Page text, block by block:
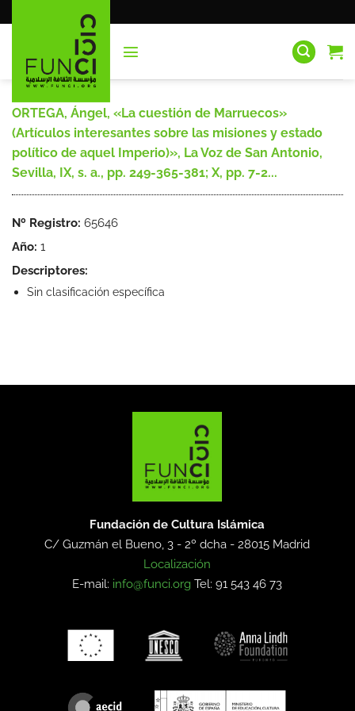
al
ORTEGA, Ángel, «La cuestión de Marruecos»
(Artículos interesantes sobre las misiones y estado
político de aquel Imperio)», La Voz de San Antonio,
Sevilla, IX, s. a., pp. 249-365-381; X, pp. 7-2...
Nº Registro: 65646
Año: 1
Descriptores:
Sin clasificación específica
Fundación de Cultura Islámica
C/ Guzmán el Bueno, 3 - 2º dcha -28015 Madrid
Localización
E-mail: info@funci.org Tel: 91 543 46 73